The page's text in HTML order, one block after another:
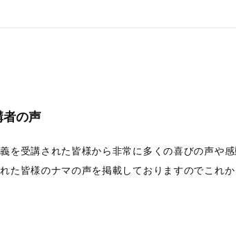
者の声
を受講された皆様から非常に多くの喜びの声や感
た皆様のナマの声を掲載しておりますのでこれ